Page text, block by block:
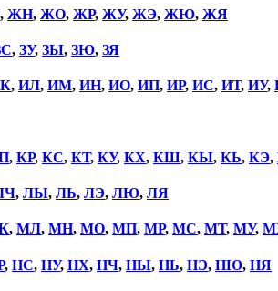
, ЖН, ЖО, ЖР, ЖУ, ЖЭ, ЖЮ, ЖЯ
, ЗУ, ЗЫ, ЗЮ, ЗЯ
, ИЛ, ИМ, ИН, ИО, ИП, ИР, ИС, ИТ, ИУ,
, КР, КС, КТ, КУ, КХ, КШ, КЫ, КЬ, КЭ,
, ЛЫ, ЛЬ, ЛЭ, ЛЮ, ЛЯ
, МЛ, МН, МО, МП, МР, МС, МТ, МУ,
, НС, НУ, НХ, НЧ, НЫ, НЬ, НЭ, НЮ, НЯ